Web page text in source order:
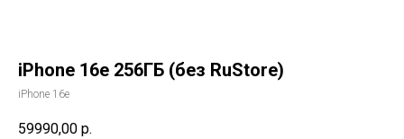
iPhone 16e 256ГБ (без RuStore)
iPhone 16e
59990,00 р.